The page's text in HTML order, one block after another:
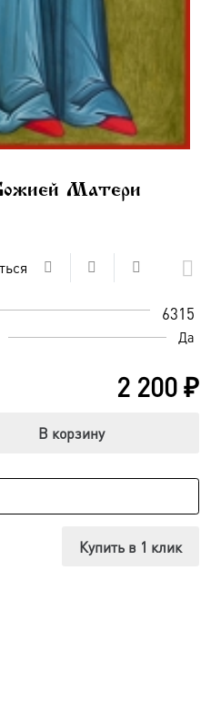
Матери
6315
Да
2 200₽
В корзину
Купить в 1 клик